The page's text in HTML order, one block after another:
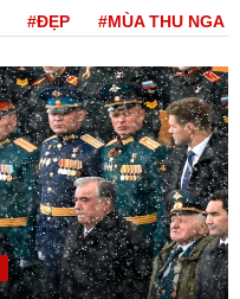
#ĐẸP #MÙA THU NGA